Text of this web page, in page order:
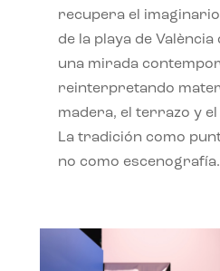
recupera el
de la playa de
una mirada
reinterpretando
madera, el terrazo y
La tradición como
no como escenografía.